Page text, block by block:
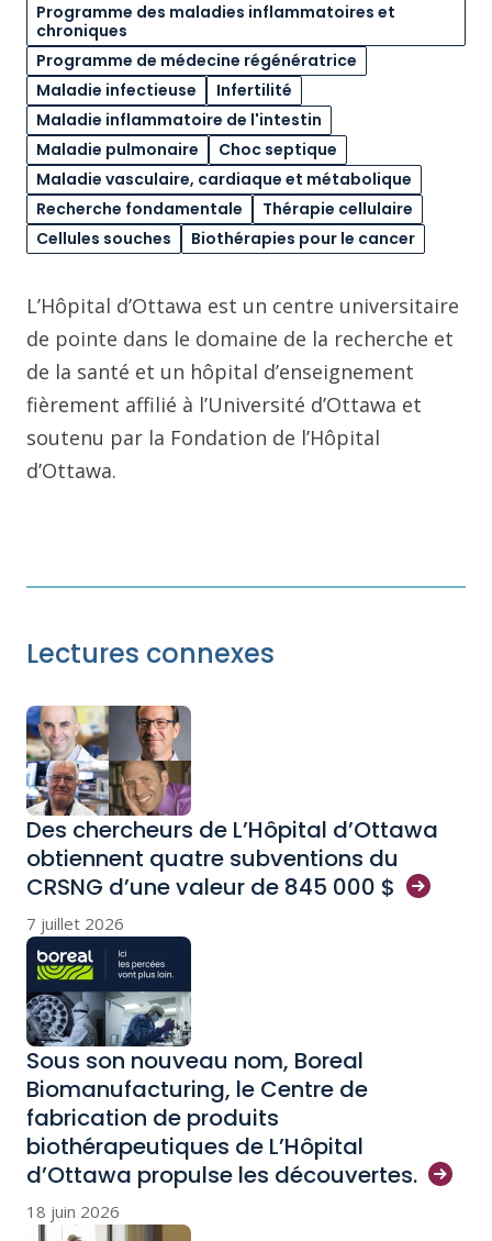
Programme des maladies inflammatoires et
chroniques
Programme de médecine régénératrice
Maladie infectieuse
Infertilité
Maladie inflammatoire de l'intestin
Maladie pulmonaire
Choc septique
Maladie vasculaire, cardiaque et métabolique
Recherche fondamentale
Thérapie cellulaire
Cellules souches
Biothérapies pour le cancer
L’Hôpital d’Ottawa est un centre universitaire
de pointe dans le domaine de la recherche et
de la santé et un hôpital d’enseignement
fièrement affilié à l’Université d’Ottawa et
soutenu par la Fondation de l’Hôpital
d’Ottawa.
Lectures connexes
Des chercheurs de L’Hôpital d’Ottawa
obtiennent quatre subventions du
CRSNG d’une valeur de 845 000 $
7 juillet 2026
Sous son nouveau nom, Boreal
Biomanufacturing, le Centre de
fabrication de produits
biothérapeutiques de L’Hôpital
d’Ottawa propulse les découvertes.
18 juin 2026